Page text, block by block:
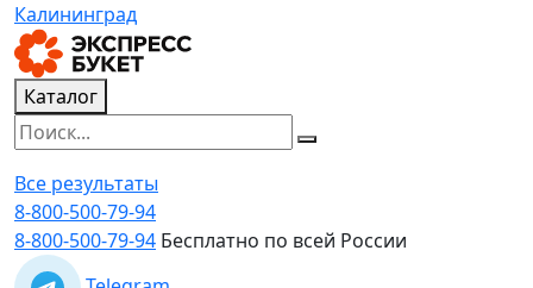
Калининград
Каталог
Все результаты
8-800-500-79-94
8-800-500-79-94 Бесплатно по всей России